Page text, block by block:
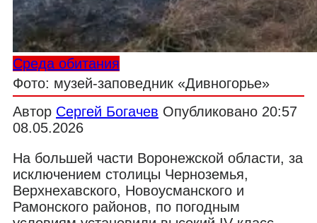
Среда обитания
Фото: музей-заповедник «Дивногорье»
Автор Сергей Богачев Опубликовано 20:57
08.05.2026
На большей части Воронежской области, за
исключением столицы Черноземья,
Верхнехавского, Новоусманского и
Рамонского районов, по погодным